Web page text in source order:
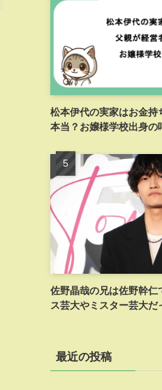
松本伊代の実家はお金持
本当？お嬢様学校出身の
佐野晶哉の兄は佐野幹仁
ス芸大やミスター芸大だ
最近の投稿